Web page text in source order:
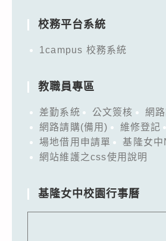
校務平台系統
1campus 校務系統
教職員專區
差勤系統 公文簽核
網
網路請購(備用)
維修登記
場地借用申請單
基隆女
網站維護之css使用說明
基隆女中校園行事曆